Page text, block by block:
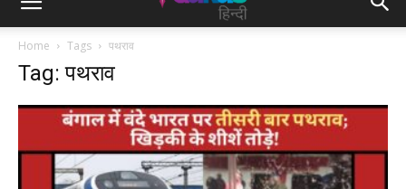
Home Tags पथराव
Tag: पथराव